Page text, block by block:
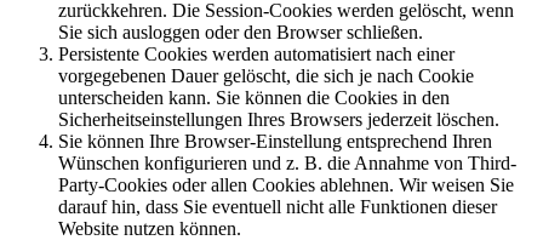
zurückkehren. Die Session-Cookies werden gelöscht, wenn
Sie sich ausloggen oder den Browser schließen.
Persistente Cookies werden automatisiert nach einer
vorgegebenen Dauer gelöscht, die sich je nach Cookie
unterscheiden kann. Sie können die Cookies in den
Sicherheitseinstellungen Ihres Browsers jederzeit löschen.
Sie können Ihre Browser-Einstellung entsprechend Ihren
Wünschen konfigurieren und z. B. die Annahme von Third-
Party-Cookies oder allen Cookies ablehnen. Wir weisen Sie
darauf hin, dass Sie eventuell nicht alle Funktionen dieser
Website nutzen können.